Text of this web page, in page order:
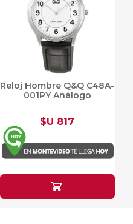
Reloj Hombre Q&Q C48A-
001PY Análogo
$U 817